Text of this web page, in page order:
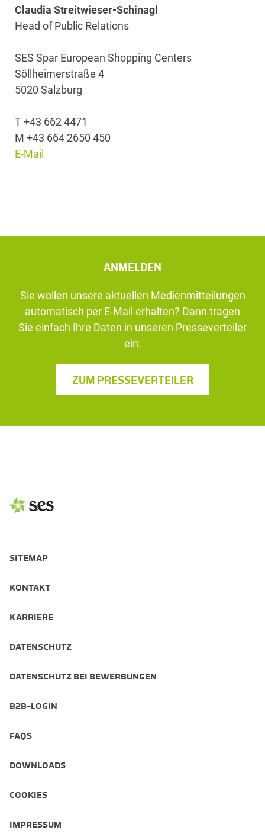
Claudia Streitwieser-Schinagl
Head of Public Relations
SES Spar European Shopping Centers
Söllheimerstraße 4
5020 Salzburg
T +43 662 4471
M +43 664 2650 450
E-Mail
ANMELDEN
Sie wollen unsere aktuellen Medienmitteilungen
automatisch per E-Mail erhalten? Dann tragen
Sie einfach Ihre Daten in unseren Presseverteiler
ein:
ZUM PRESSEVERTEILER
SITEMAP
KONTAKT
KARRIERE
DATENSCHUTZ
DATENSCHUTZ BEI BEWERBUNGEN
B2B-LOGIN
FAQS
DOWNLOADS
COOKIES
IMPRESSUM